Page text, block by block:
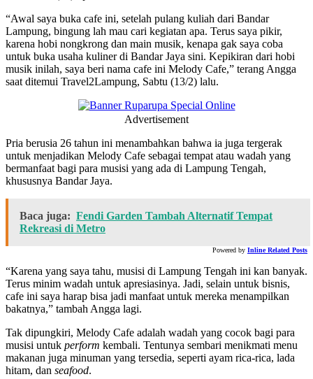
“Awal saya buka cafe ini, setelah pulang kuliah dari Bandar
Lampung, bingung lah mau cari kegiatan apa. Terus saya pikir,
karena hobi nongkrong dan main musik, kenapa gak saya coba
untuk buka usaha kuliner di Bandar Jaya sini. Kepikiran dari hobi
musik inilah, saya beri nama cafe ini Melody Cafe,” terang Angga
saat ditemui Travel2Lampung, Sabtu (13/2) lalu.
Advertisement
Pria berusia 26 tahun ini menambahkan bahwa ia juga tergerak
untuk menjadikan Melody Cafe sebagai tempat atau wadah yang
bermanfaat bagi para musisi yang ada di Lampung Tengah,
khususnya Bandar Jaya.
Baca juga: Fendi Garden Tambah Alternatif Tempat
Rekreasi di Metro
Powered by Inline Related Posts
“Karena yang saya tahu, musisi di Lampung Tengah ini kan banyak.
Terus minim wadah untuk apresiasinya. Jadi, selain untuk bisnis,
cafe ini saya harap bisa jadi manfaat untuk mereka menampilkan
bakatnya,” tambah Angga lagi.
Tak dipungkiri, Melody Cafe adalah wadah yang cocok bagi para
musisi untuk perform kembali. Tentunya sembari menikmati menu
makanan juga minuman yang tersedia, seperti ayam rica-rica, lada
hitam, dan seafood.